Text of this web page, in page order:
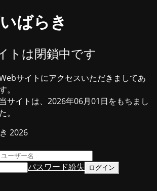
ばらき
トは閉鎖中です
サイトにアクセスいただきましてあ
。
サイトは、2026年06月01日をもちまし
。
2026
パスワード紛失